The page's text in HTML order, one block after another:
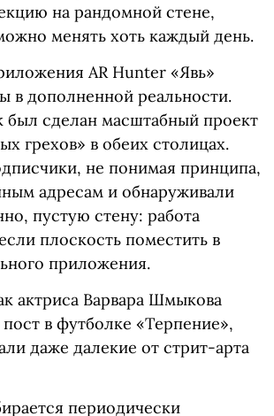
на рандомной стене,
менять хоть каждый день.
AR Hunter «Явь»
в дополненной реальности.
был сделан масштабный проект
грехов» в обеих столицах.
не понимая принципа,
адресам и обнаруживали
пустую стену: работа
плоскость поместить в
приложения.
актриса Варвара Шмыкова
в футболке «Терпение»,
даже далекие от стрит-арта
периодически